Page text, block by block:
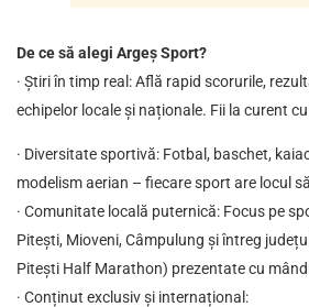
De ce să alegi Argeș Sport?
· Știri în timp real: Află rapid scorurile,
echipelor locale și naționale. Fii la curent
· Diversitate sportivă: Fotbal, baschet,
modelism aerian – fiecare sport are locul
· Comunitate locală puternică: Focus pe
Pitești, Mioveni, Câmpulung și întreg
Pitești Half Marathon) prezentate cu
· Conținut exclusiv și internațional: